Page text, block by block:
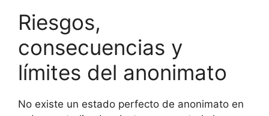
Riesgos,
consecuencias y
límites del anonimato
No existe un estado perfecto de anonimato en